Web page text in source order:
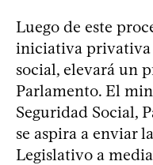
Luego de este
iniciativa privativa
social, elevará un
Parlamento. El
Seguridad Social,
se aspira a enviar
Legislativo a